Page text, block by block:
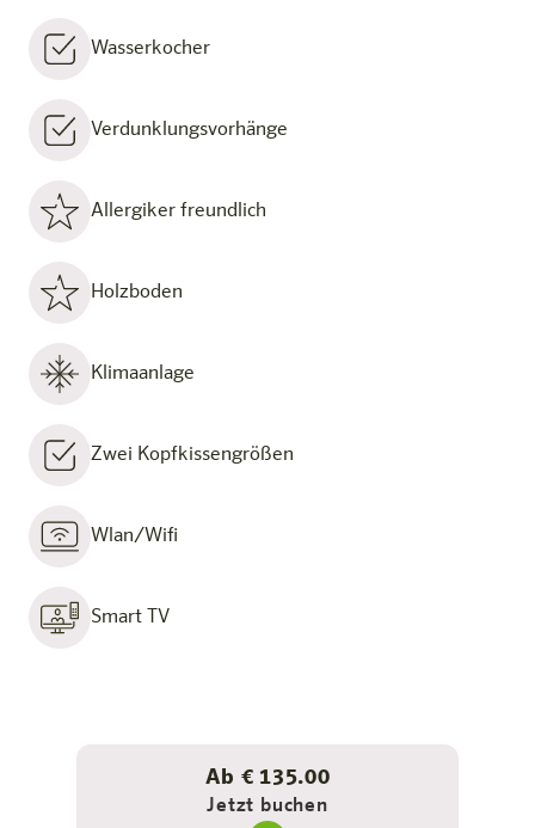
Wasserkocher
Verdunklungsvorhänge
Allergiker freundlich
Holzboden
Klimaanlage
Zwei Kopfkissengrößen
Wlan/Wifi
Smart TV
Ab € 135.00
Jetzt buchen